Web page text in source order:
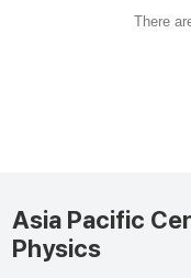
There
Asia Pacific
Physics